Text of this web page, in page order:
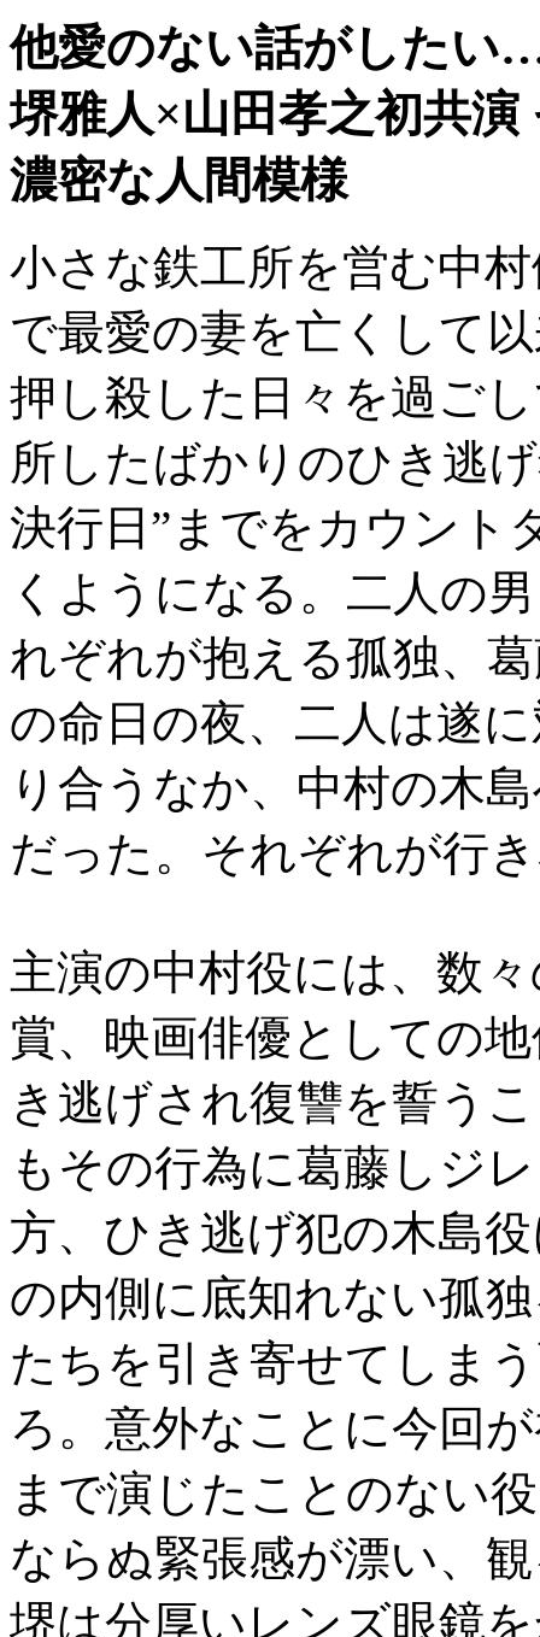
他愛のない話がしたい
堺雅人×山田孝之初共
濃密な人間模様
小さな鉄工所を営む中
で最愛の妻を亡くして
押し殺した日々を過ご
所したばかりのひき逃
決行日”までをカウント
くようになる。二人の
れぞれが抱える孤独、
の命日の夜、二人は遂
り合うなか、中村の木
だった。それぞれが行
主演の中村役には、数
賞、映画俳優としての
き逃げされ復讐を誓う
もその行為に葛藤しジ
方、ひき逃げ犯の木島
の内側に底知れない孤
たちを引き寄せてしま
ろ。意外なことに今回
まで演じたことのない
ならぬ緊張感が漂い、
堺は分厚いレンズ眼鏡